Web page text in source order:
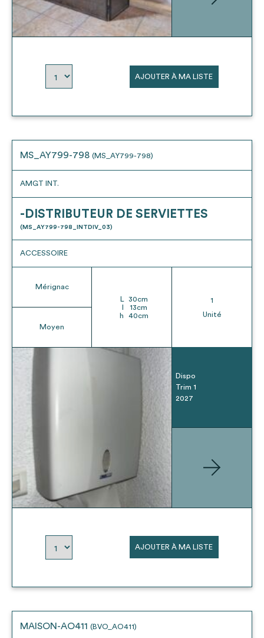
AJOUTER À MA LISTE
MS_AY799-798 (MS_AY799-798)
AMGT INT.
-DISTRIBUTEUR DE SERVIETTES
(MS_AY799-798_INTDIV_03)
ACCESSOIRE
Mérignac
Moyen
L 30cm
13cm
h
40cm
1
Unité
Dispo
Trim 1
2027
AJOUTER À MA LISTE
MAISON-AO411 (BVO_AO411)